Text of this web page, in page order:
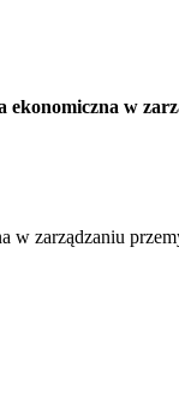
ekonomiczna w
w zarządzaniu